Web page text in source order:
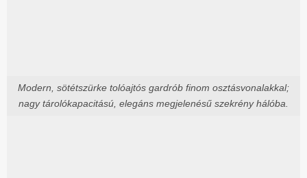
Modern, sötétszürke tolóajtós gardrób finom osztásvonalakkal;
nagy tárolókapacitású, elegáns megjelenésű szekrény hálóba.